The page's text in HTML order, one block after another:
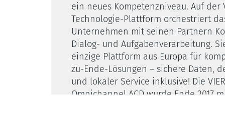
Werden Trainings angeboten?
Ja
Trainingspartner
VIER bietet Einweisungen und
Technische und organisatorische
Wie erfolgt die angemessene
ein neues Kompetenzniveau. Auf der
Technologie-Plattform orchestriert
Unternehmen mit seinen Partnern
Dialog- und Aufgabenverarbeitung.
einzige Plattform aus Europa für
zu-Ende-Lösungen – sichere Daten,
und lokaler Service inklusive! Die
Omnichannel ACD wurde Ende 2017